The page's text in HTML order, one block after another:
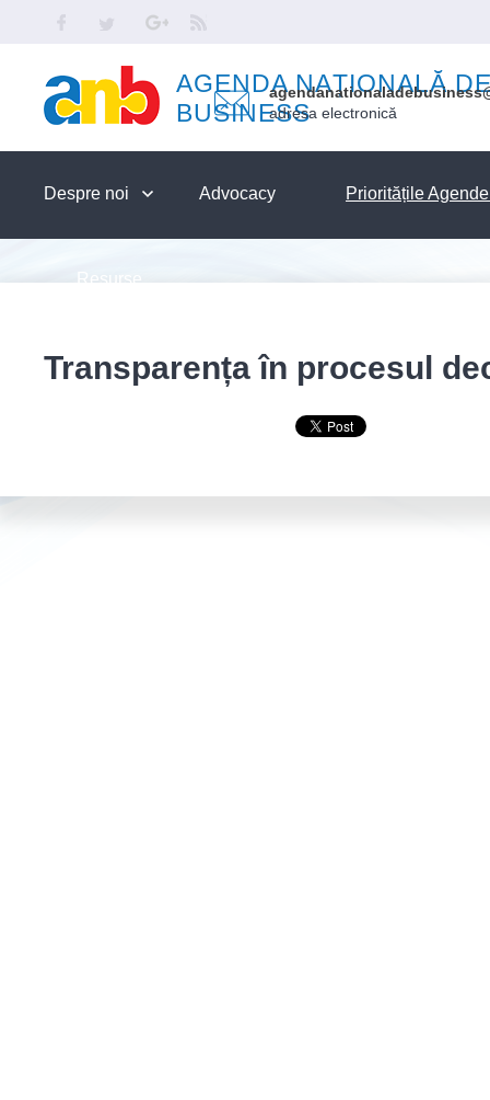
Facebook
Twitter Google
AGENDA NAȚIONALĂ
BUSINESSadresa electronică
Despre noi Advocacy Prioritățile
Resurse
Transparența în procesul